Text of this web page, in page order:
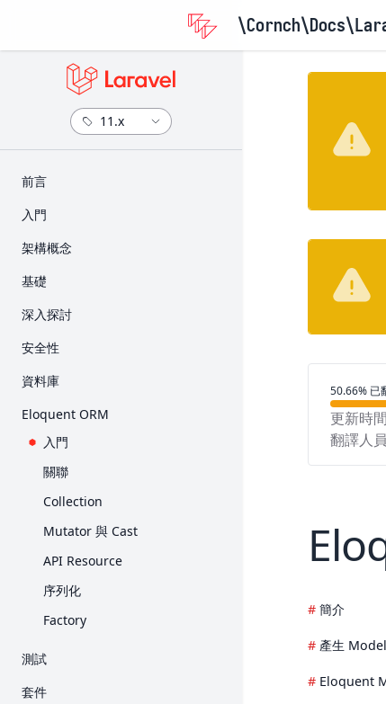
\Cornch\Docs
​前言
版本資訊
入門
安裝
入門套件
部署
架構概念
Request 的生命週期
基礎
路由
Request
Response
View
Session
表單驗證
錯誤處理
日誌
深入探討
Artisan 主控台
Collection
本土化
郵件
安全性
身份驗證
資料庫
Query Builder
分頁
Migration
Seed
Redis
MongoDB
Eloquent ORM
入門
關聯
Collection
Mutator 與 Cast
API Resource
序列化
Factory
測試
套件
翻譯進
50.66% 已
更新時
翻譯人
簡介
產生
Eloquent